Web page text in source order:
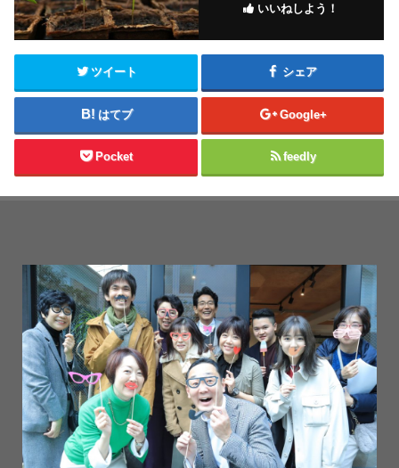
いいねしよう！
ツイート シェア
はてブ Google+
Pocket feedly